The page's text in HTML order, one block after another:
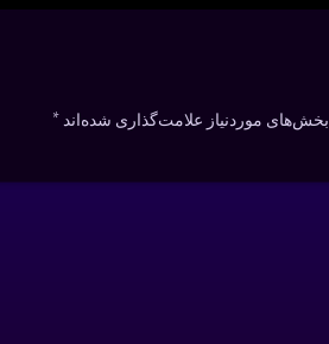
بخش‌های موردنیاز علامت‌گذاری شده‌اند*